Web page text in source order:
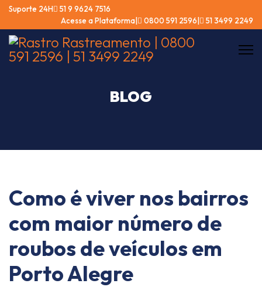
Suporte 24Hㅤ
51 9 9624 7516
Acesse a Plataforma
0800 591 2596 51 3499 2249
BLOG
Como é viver nos bairros
com maior número de
roubos de veículos em
Porto Alegre